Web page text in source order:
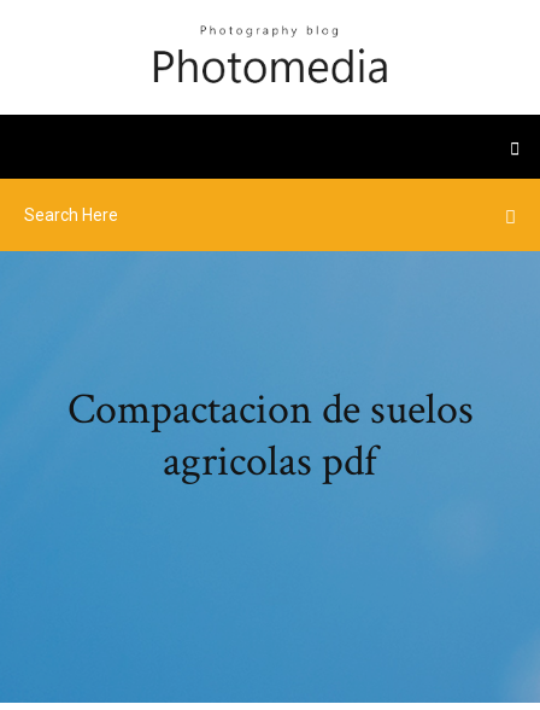
Compactacion de suelos
agricolas pdf